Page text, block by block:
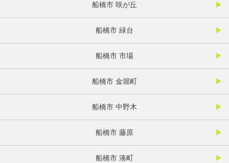
船橋市 咲が丘
船橋市 緑台
船橋市 市場
船橋市 金堀町
船橋市 中野木
船橋市 藤原
船橋市 湊町